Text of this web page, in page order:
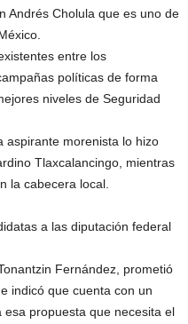
Andrés Cholula que es uno de
entre los
políticas de forma
niveles de Seguridad
aspirante morenista lo hizo
Tlaxcalancingo, mientras
la cabecera local.
a las diputación federal
Fernández, prometió
indicó que cuenta con un
propuesta que necesita el